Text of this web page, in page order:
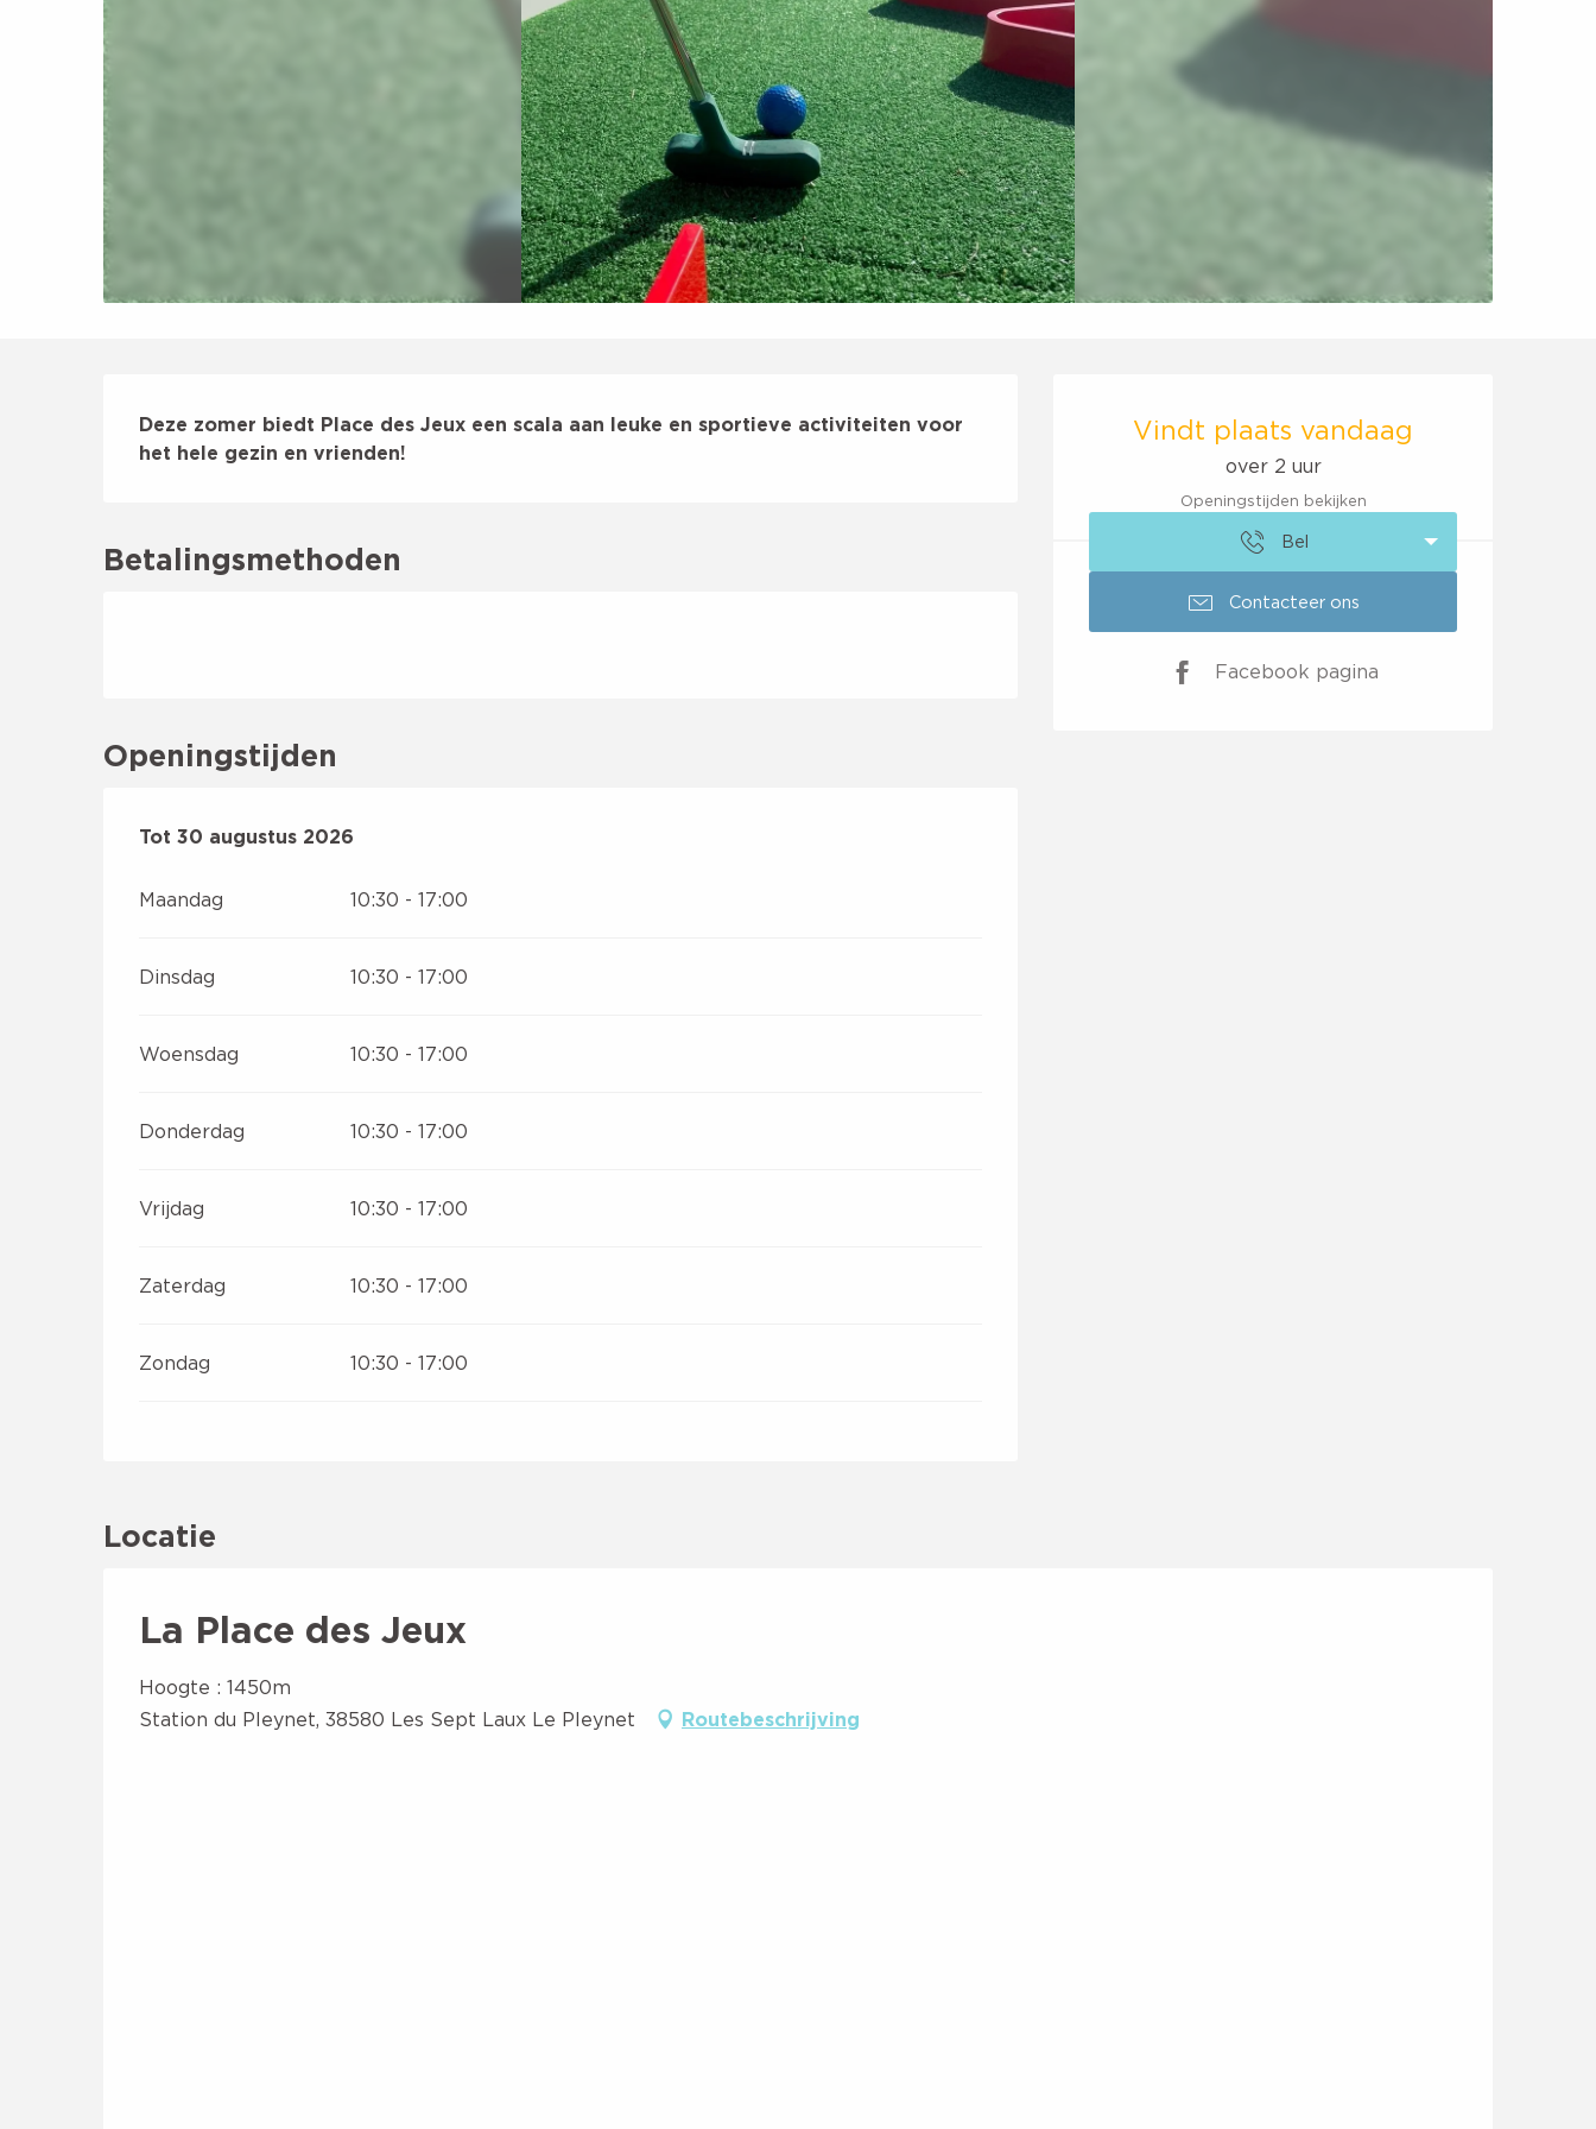
Openingstijden en
Vindt plaats vandaag
over 2 uur
Openingstijden bekijken
Bel
Contacteer ons
Facebook pagina
Beschrijving
Deze zomer biedt Place des Jeux een scala aan leuke en sportieve activiteiten voor
het hele gezin en vrienden!
Betalingsmethoden
Openingstijden
Vanaf4 juli 2026tot30 augustus 2026
Tot 30 augustus 2026
Maandag 10:30 - 17:00
Dinsdag 10:30 - 17:00
Woensdag 10:30 - 17:00
Donderdag 10:30 - 17:00
Vrijdag 10:30 - 17:00
Zaterdag 10:30 - 17:00
Zondag 10:30 - 17:00
Locatie
La Place des Jeux
Hoogte : 1450m
Station du Pleynet, 38580 Les Sept Laux Le Pleynet
Routebeschrijving